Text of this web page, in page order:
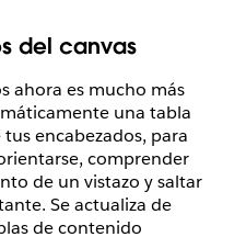
del canvas
ahora es mucho más
una tabla
encabezados, para
comprender
de un vistazo y saltar
Se actualiza de
de contenido